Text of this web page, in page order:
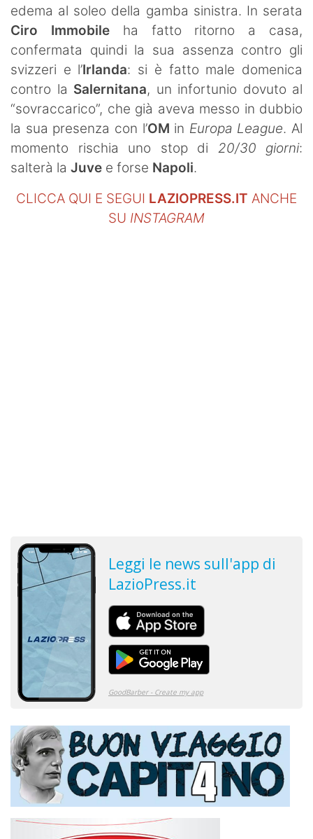
edema al soleo della gamba sinistra. In serata
Ciro Immobileha fatto ritorno a casa,
confermata quindi la sua assenza contro gli
svizzeri e l’Irlanda: si è fatto male domenica
contro la Salernitana, un infortunio dovuto al
“sovraccarico”, che già aveva messo in dubbio
la sua presenza con l’OM in Europa League. Al
momento rischia uno stop di 20/30 giorni:
salterà la Juve e forse Napoli.
CLICCA QUI E SEGUI LAZIOPRESS.IT ANCHE
SU INSTAGRAM